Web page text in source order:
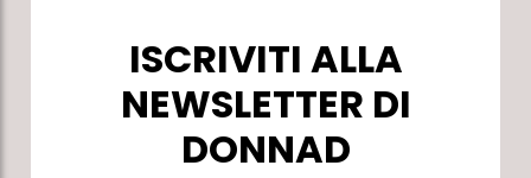
ISCRIVITI ALLA
NEWSLETTER DI
DONNAD